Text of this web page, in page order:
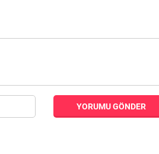
YORUMU GÖNDER